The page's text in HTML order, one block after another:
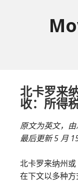
北卡罗来
收：所得
原文为英文，由
最后更新5 月
北卡罗来纳州或
在下文以多种方